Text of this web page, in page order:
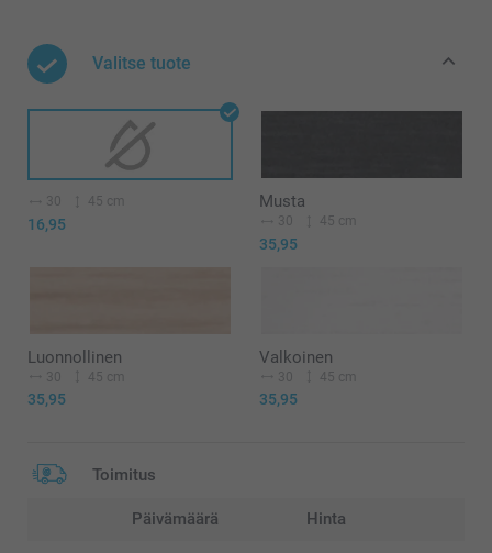
Valitse tuote
30 45 cm
16,95
Musta
30 45 cm
35,95
Luonnollinen
30 45 cm
35,95
Valkoinen
30 45 cm
35,95
Toimitus
Päivämäärä Hinta